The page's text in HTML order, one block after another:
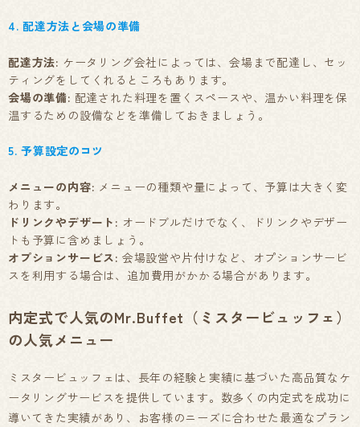
4. 配達方法と会場の準備
配達方法: ケータリング会社によっては、会場まで配達し、セッ
ティングをしてくれるところもあります。
会場の準備: 配達された料理を置くスペースや、温かい料理を保
温するための設備などを準備しておきましょう。
5. 予算設定のコツ
メニューの内容: メニューの種類や量によって、予算は大きく変
わります。
ドリンクやデザート: オードブルだけでなく、ドリンクやデザー
トも予算に含めましょう。
オプションサービス: 会場設営や片付けなど、オプションサービ
スを利用する場合は、追加費用がかかる場合があります。
内定式で人気のMr.Buffet（ミスタービュッフェ）
の人気メニュー
ミスタービュッフェは、長年の経験と実績に基づいた高品質なケ
ータリングサービスを提供しています。数多くの内定式を成功に
導いてきた実績があり、お客様のニーズに合わせた最適なプラン